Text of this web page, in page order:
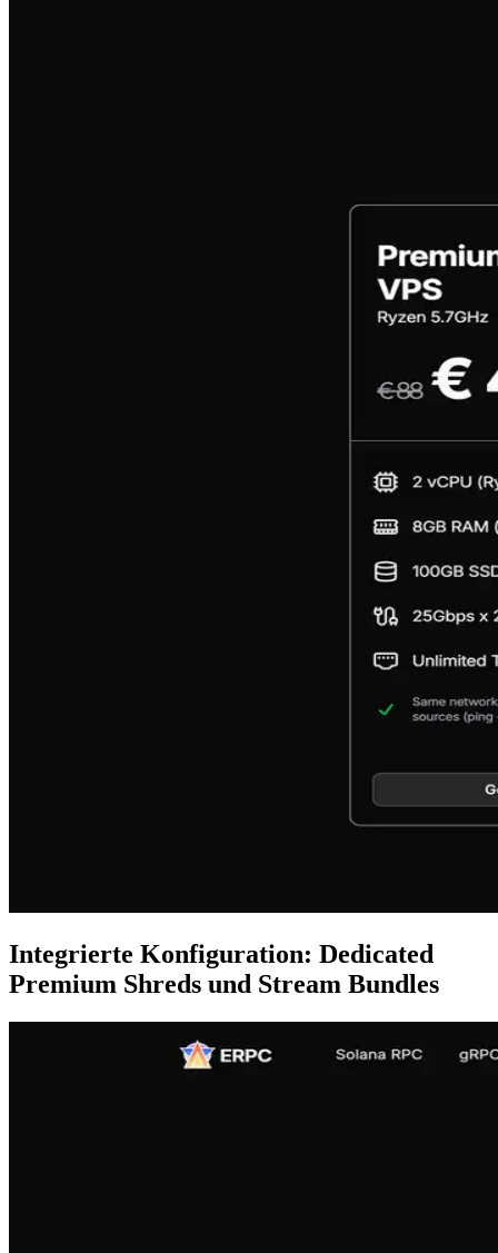
Integrierte Konfiguration: Dedicated
Premium Shreds und Stream Bundles